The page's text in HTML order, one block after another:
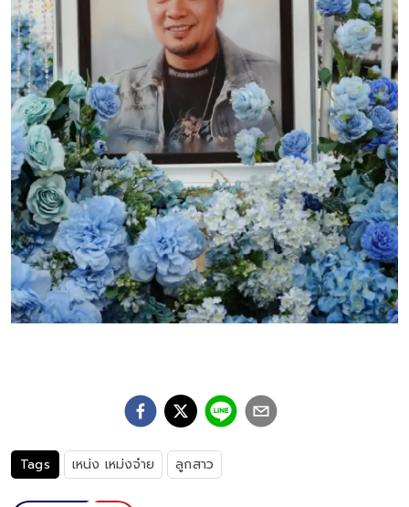
Tags เหน่ง เหม่งจ๋าย ลูกสาว